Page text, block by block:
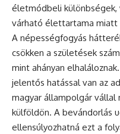
életmódbeli
várható élettartama miatt
A népességfogyás
csökken a születések
mint ahányan
jelentős hatással van az
magyar állampolgár
külföldön. A bevándorlás
ellensúlyozhatná ezt a